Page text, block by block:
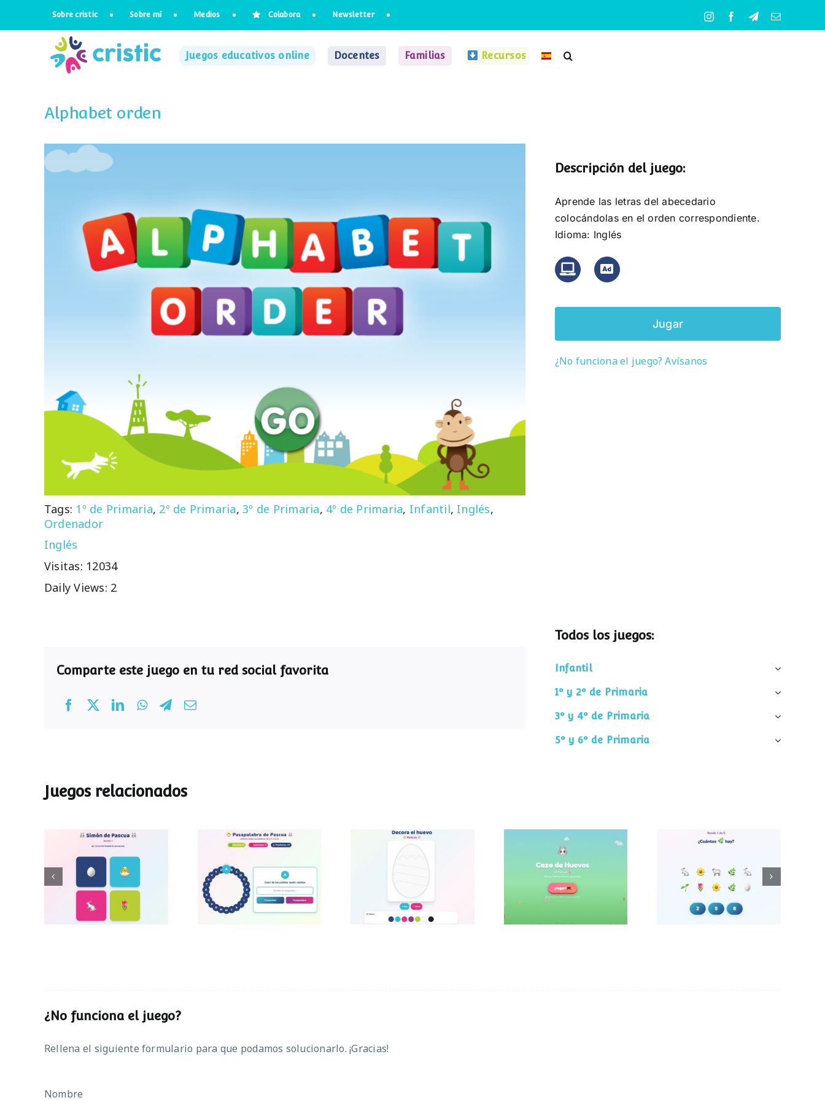
Sobre cristic Sobre mí Medios Colabora Newsletter InstagramFacebookTelegramCorreo
Juegos educativos online Docentes Familias Recursos
Alphabet orden
Tags: 1º de Primaria, 2º de Primaria,3º de Primaria, 4º de Primaria, Infantil, Inglés,
Ordenador
Inglés
Visitas: 12034
Daily Views: 2
Descripción del juego:
Aprende las letras del abecedario
colocándolas en el orden correspondiente.
Idioma: Inglés
Jugar
¿No funciona el juego? Avísanos
Comparte este juego en tu red social favorita
Todos los juegos:
Infantil
1º y 2º de Primaria
3º y 4º de Primaria
5º y 6º de Primaria
Juegos relacionados
Simon de Pascua
Pasapalabra de
Pascua
Decora el huevo de
Pascua
Caza de huevos
¿Cuántos
elementos hay?
¿No funciona el juego?
Rellena el siguiente formulario para que podamos solucionarlo. ¡Gracias!
Nombre